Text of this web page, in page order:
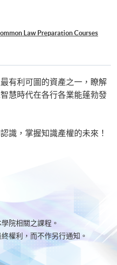
Law Preparation Courses
有利可圖的資產之一，瞭解
慧時代在各行各業能蓬勃發
識，掌握知識產權的未來！
院相關之課程。
權利，而不作另行通知。